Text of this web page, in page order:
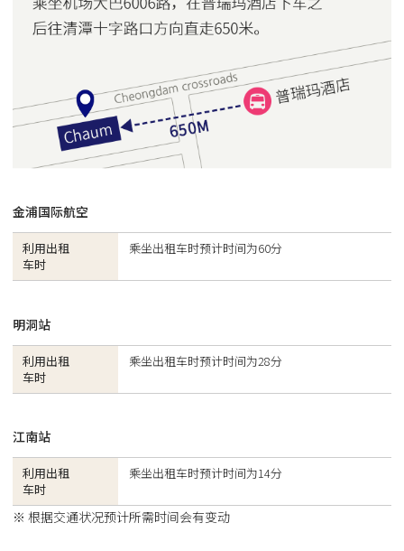
金浦国际航空
利用出租
车时
乘坐出租车时预计时间为60分
明洞站
利用出租
车时
乘坐出租车时预计时间为28分
江南站
利用出租
车时
乘坐出租车时预计时间为14分
※ 根据交通状况预计所需时间会有变动